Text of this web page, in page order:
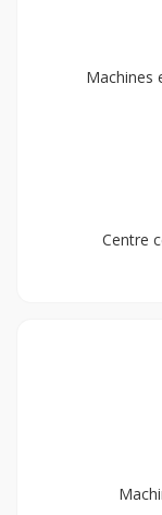
Machines
Centre